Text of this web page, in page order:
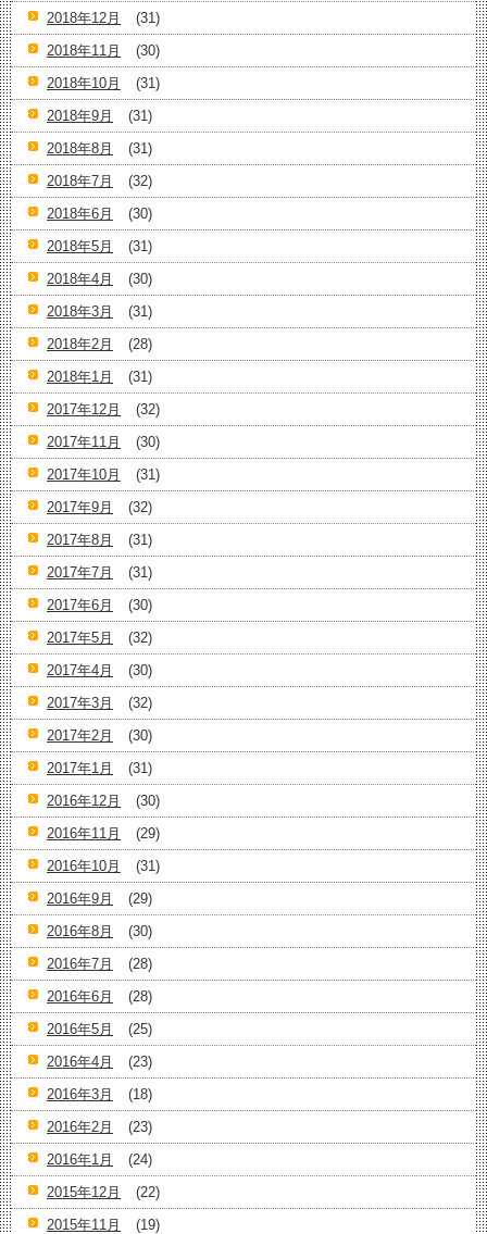
2018年12月
(31)
2018年11月
(30)
2018年10月
(31)
2018年9月
(31)
2018年8月
(31)
2018年7月
(32)
2018年6月
(30)
2018年5月
(31)
2018年4月
(30)
2018年3月
(31)
2018年2月
(28)
2018年1月
(31)
2017年12月
(32)
2017年11月
(30)
2017年10月
(31)
2017年9月
(32)
2017年8月
(31)
2017年7月
(31)
2017年6月
(30)
2017年5月
(32)
2017年4月
(30)
2017年3月
(32)
2017年2月
(30)
2017年1月
(31)
2016年12月
(30)
2016年11月
(29)
2016年10月
(31)
2016年9月
(29)
2016年8月
(30)
2016年7月
(28)
2016年6月
(28)
2016年5月
(25)
2016年4月
(23)
2016年3月
(18)
2016年2月
(23)
2016年1月
(24)
2015年12月
(22)
2015年11月
(19)